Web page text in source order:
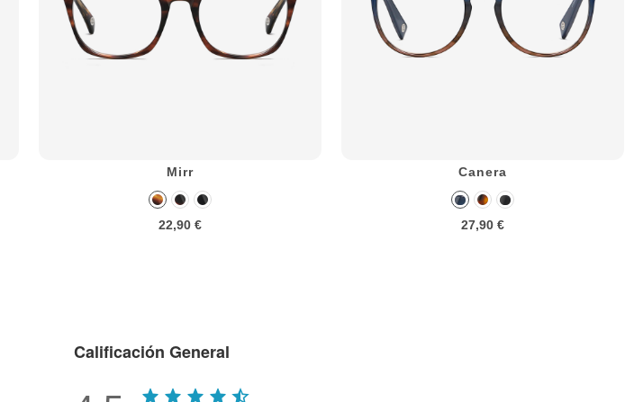
Mirr
22,90 €
Canera
27,90 €
Calificación General